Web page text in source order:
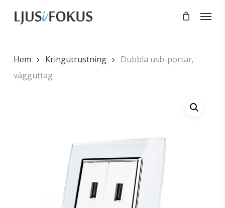
Menu
Hem Kringutrustning
Dubbla usb-portar,
vägguttag